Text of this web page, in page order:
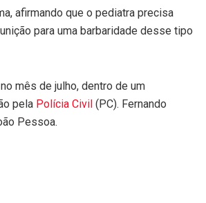
afirmando que o pediatra precisa
para uma barbaridade desse tipo
mês de julho, dentro de um
pela Polícia Civil (PC). Fernando
Pessoa.